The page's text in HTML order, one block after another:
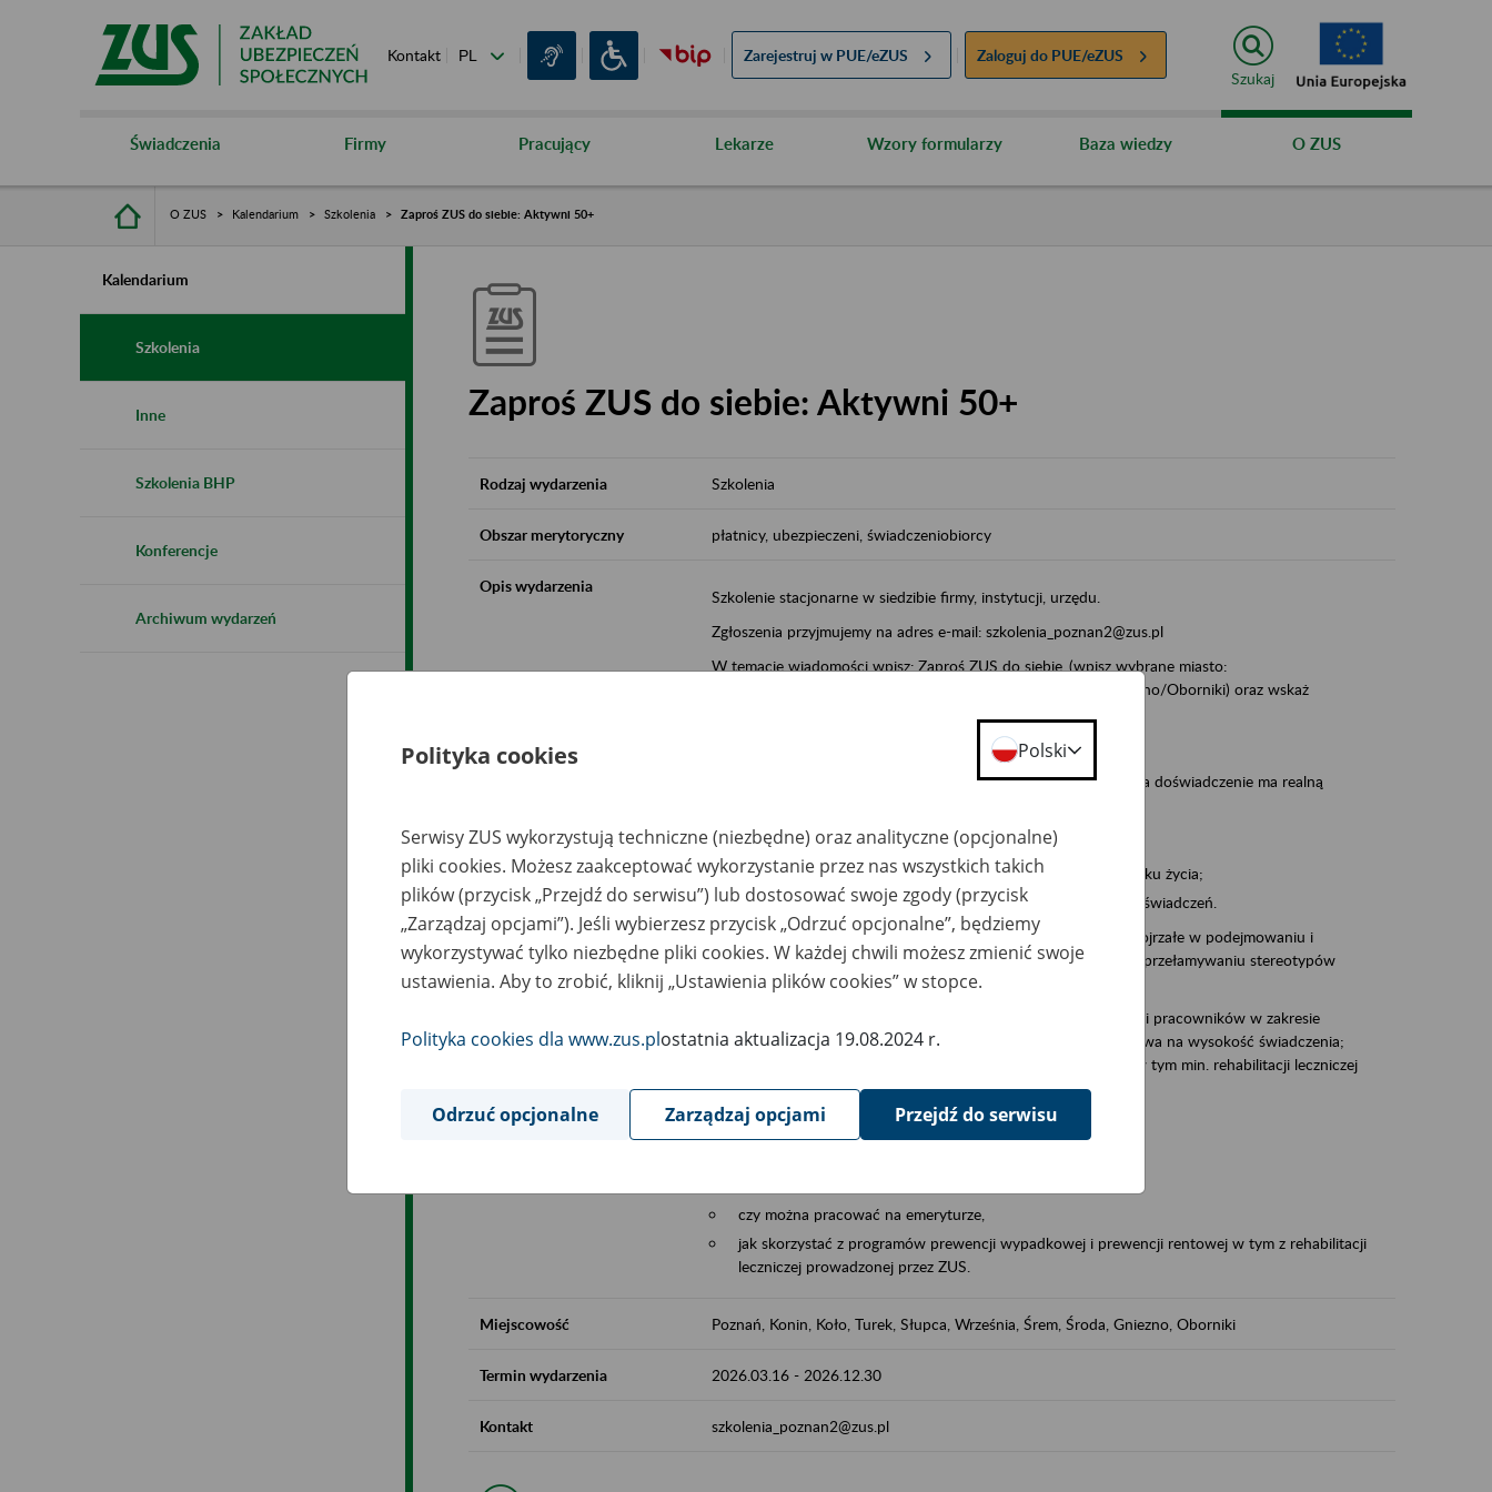
Kontakt Zarejestruj w PUE/eZUS Zaloguj do PUE/eZUS
Szukaj
Świadczenia Firmy Pracujący Lekarze Wzory formularzy Baza wiedzy O ZUS
O ZUS Kalendarium Szkolenia Zaproś ZUS do siebie: Aktywni 50+
Kalendarium
Szkolenia
Inne
Szkolenia BHP
Konferencje
Archiwum wydarzeń
Zaproś ZUS do siebie: Aktywni 50+
Rodzaj wydarzenia Szkolenia
Obszar merytoryczny płatnicy, ubezpieczeni, świadczeniobiorcy
Opis wydarzenia
Szkolenie stacjonarne w siedzibie firmy, instytucji, urzędu.
Zgłoszenia przyjmujemy na adres e-mail: szkolenia_poznan2@zus.pl
W temacie wiadomości wpisz: Zaproś ZUS do siebie_(wpisz wybrane miasto:
Poznań/Konin/Koło/Turek/Słupca/Września/Śrem/Środa/Gniezno/Oborniki) oraz wskaż
Aktywni 50+ to inicjatywa, która pokazuje, że wiek jest atutem, a doświadczenie ma realną
Program ten to:
promocja aktywności zawodowej osób po pięćdziesiątym roku życia;
zachęcanie do świadomego planowania kariery i przyszłych świadczeń.
ZUS przez działania informacyjne i edukacyjne wspiera osoby dojrzałe w podejmowaniu i
kontynuowaniu aktywności zawodowej, dbaniu o zdrowie oraz przełamywaniu stereotypów
związanych z wiekiem.
Aktywni 50+ to współpraca ZUS z organizacjami pracodawców i pracowników w zakresie
edukowania nt. systemu emerytalnego w Polsce – tego co wpływa na wysokość świadczenia;
działań z obszaru prewencji wypadkowej i prewencji rentowej w tym min. rehabilitacji leczniczej
realizowanej przez ZUS.
W ramach inicjatywy Aktywni 50+, ZUS edukuje:
czy można pracować na emeryturze,
jak skorzystać z programów prewencji wypadkowej i prewencji rentowej w tym z rehabilitacji
leczniczej prowadzonej przez ZUS.
Miejscowość Poznań, Konin, Koło, Turek, Słupca, Września, Śrem, Środa, Gniezno, Oborniki
Termin wydarzenia 2026.03.16 - 2026.12.30
Kontakt szkolenia_poznan2@zus.pl
Polityka cookies Polski
Serwisy ZUS wykorzystują techniczne (niezbędne) oraz analityczne (opcjonalne)
pliki cookies. Możesz zaakceptować wykorzystanie przez nas wszystkich takich
plików (przycisk „Przejdź do serwisu”) lub dostosować swoje zgody (przycisk
„Zarządzaj opcjami”). Jeśli wybierzesz przycisk „Odrzuć opcjonalne”, będziemy
wykorzystywać tylko niezbędne pliki cookies. W każdej chwili możesz zmienić swoje
ustawienia. Aby to zrobić, kliknij „Ustawienia plików cookies” w stopce.
Polityka cookies dla www.zus.plostatnia aktualizacja 19.08.2024 r.
Odrzuć opcjonalne Zarządzaj opcjami Przejdź do serwisu